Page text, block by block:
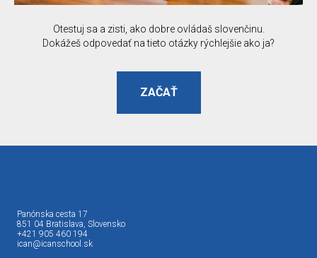
Otestuj sa a zisti, ako dobre ovládaš slovenčinu.
Dokážeš odpovedať na tieto otázky rýchlejšie ako ja?
ZAČAŤ
Panónska cesta 17
851 04 Bratislava, Slovensko
+421 905 460 194
ican@icanschool.sk